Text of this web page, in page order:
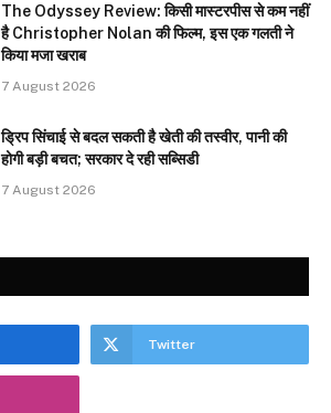
The Odyssey Review: किसी मास्टरपीस से कम नहीं
है Christopher Nolan की फिल्म, इस एक गलती ने
किया मजा खराब
7 August 2026
ड्रिप सिंचाई से बदल सकती है खेती की तस्वीर, पानी की
होगी बड़ी बचत; सरकार दे रही सब्सिडी
7 August 2026
Twitter